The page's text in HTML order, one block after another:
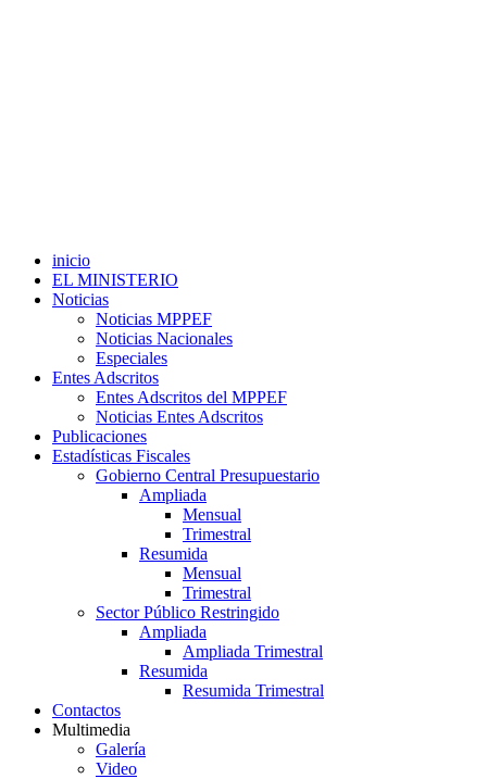
inicio
EL MINISTERIO
Noticias
Noticias MPPEF
Noticias Nacionales
Especiales
Entes Adscritos
Entes Adscritos del MPPEF
Noticias Entes Adscritos
Publicaciones
Estadísticas Fiscales
Gobierno Central Presupuestario
Ampliada
Mensual
Trimestral
Resumida
Mensual
Trimestral
Sector Público Restringido
Ampliada
Ampliada Trimestral
Resumida
Resumida Trimestral
Contactos
Multimedia
Galería
Video